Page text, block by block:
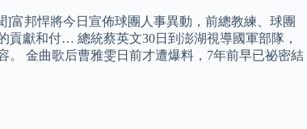
]富邦悍將今日宣佈球團人事異動，前總教練、球團
獻和付… 總統蔡英文30日到澎湖視導國軍部隊，
金曲歌后曹雅雯日前才遭爆料，7年前早已祕密結